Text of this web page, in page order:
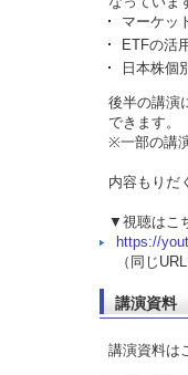
マーケッ
ETFの活
日本株個
後半の講演
できます。
※一部の講
内容もりだ
▼視聴はこ
https://
（同じ
講演資料
講演資料は